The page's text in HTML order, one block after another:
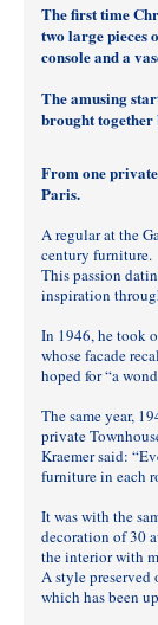
The first time
two large pieces
console and a
The amusing
brought together
From one
Paris.
A regular at the
century furniture.
This passion
inspiration
In 1946, he took
whose facade
hoped for “a
The same year,
private
Kraemer said:
furniture in each
It was with the
decoration of 30
the interior with
A style preserved
which has been